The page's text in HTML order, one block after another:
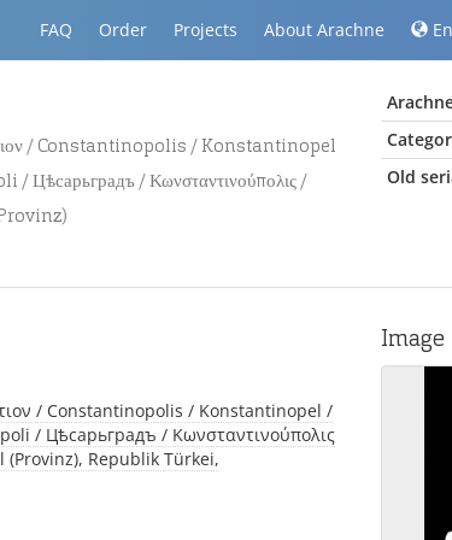
FAQ Order Projects About Arachne
Цѣсарьградъ / Κωνσταντινούπολις /
Old
/ Цѣсарьградъ / Κωνσταντινούπολις
Republik Türkei,
Image